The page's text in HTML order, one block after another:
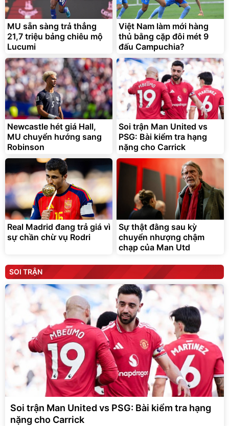
MU sẵn sàng trả thẳng
21,7 triệu bảng chiêu mộ
Lucumi
Việt Nam làm mới hàng
thủ bằng cặp đôi mét 9
đấu Campuchia?
Newcastle hét giá Hall,
MU chuyển hướng sang
Robinson
Soi trận Man United vs
PSG: Bài kiểm tra hạng
nặng cho Carrick
Real Madrid đang trả giá vì
sự chần chừ vụ Rodri
Sự thật đằng sau kỳ
chuyển nhượng chậm
chạp của Man Utd
SOI TRẬN
Soi trận Man United vs PSG: Bài kiểm tra hạng
nặng cho Carrick